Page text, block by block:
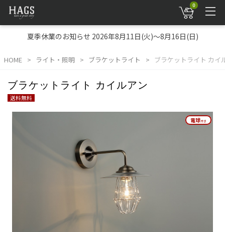
0
夏季休業のお知らせ 2026年8月11日(火)～8月16日(日)
HOME ライト・照明 ブラケットライト ブラケットライト カイ
ブラケットライト カイルアン
送料無料
電球付き
電球付き